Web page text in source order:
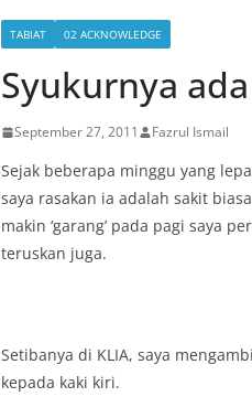
TABIAT 02 ACKNOWLEDGE
Syukurnya
September 27, 2011 Fazrul Ismail
Sejak beberapa minggu yang
saya rasakan ia adalah sakit
makin ‘garang’ pada pagi saya
teruskan juga.
Setibanya di KLIA, saya
kepada kaki kiri.